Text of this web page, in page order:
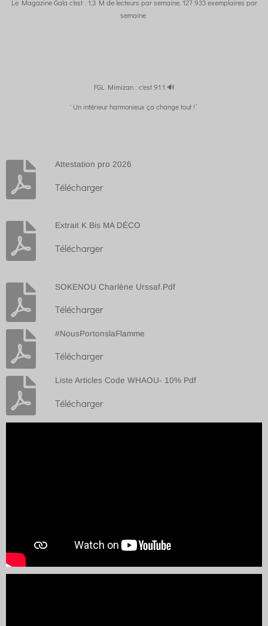
Le Magazine Gala c'est : 1,3 M de lecteurs par semaine, 127 933 exemplaires par
semaine
FGL Mimizan : c'est 91.1 🔊
' Un intérieur harmonieux ça change tout !´
Attestation pro 2026
Télécharger
Extrait K Bis MA DÉCO
Télécharger
SOKENOU Charlène Urssaf.Pdf
Télécharger
#NousPortonslaFlamme
Télécharger
Liste Articles Code WHAOU- 10% Pdf
Télécharger